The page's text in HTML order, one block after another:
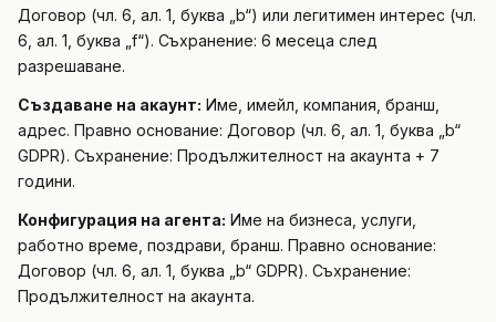
Договор (чл. 6, ал. 1, буква „b“) или легитимен интерес (чл.
6, ал. 1, буква „f“). Съхранение: 6 месеца след
разрешаване.
Създаване на акаунт: Име, имейл, компания, бранш,
адрес. Правно основание: Договор (чл. 6, ал. 1, буква „b“
GDPR). Съхранение: Продължителност на акаунта + 7
години.
Конфигурация на агента: Име на бизнеса, услуги,
работно време, поздрави, бранш. Правно основание:
Договор (чл. 6, ал. 1, буква „b“ GDPR). Съхранение:
Продължителност на акаунта.